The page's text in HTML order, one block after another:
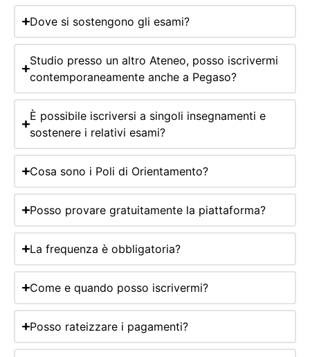
Dove si sostengono gli esami?
Studio presso un altro Ateneo, posso iscrivermi
contemporaneamente anche a Pegaso?
È possibile iscriversi a singoli insegnamenti e
sostenere i relativi esami?
Cosa sono i Poli di Orientamento?
Posso provare gratuitamente la piattaforma?
La frequenza è obbligatoria?
Come e quando posso iscrivermi?
Posso rateizzare i pagamenti?